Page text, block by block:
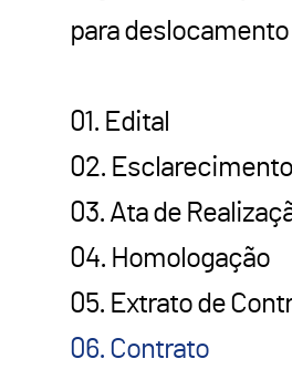
para
01. Edital
02. Esclarecimento
03. Ata de
04. Homologação
05. Extrato de
06. Contrato